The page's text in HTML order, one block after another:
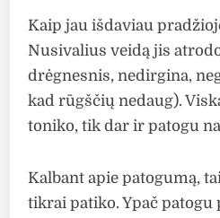
Kaip jau išdaviau
Nusivalius veidą jis
drėgnesnis, nedirgina,
kad rūgščių nedaug).
toniko, tik dar ir patogu
Kalbant apie patogumą,
tikrai patiko. Ypač